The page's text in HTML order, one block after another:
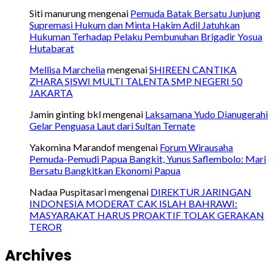
Siti manurungmengenai Pemuda Batak Bersatu Junjung
Supremasi Hukum dan Minta Hakim Adil Jatuhkan
Hukuman Terhadap Pelaku Pembunuhan Brigadir Yosua
Hutabarat
Mellisa MarcheliamengenaiSHIREEN CANTIKA
ZHARA SISWI MULTI TALENTA SMP NEGERI 50
JAKARTA
Jamin ginting bklmengenai Laksamana Yudo Dianugerahi
Gelar Penguasa Laut dari Sultan Ternate
Yakomina Marandofmengenai Forum Wirausaha
Pemuda-Pemudi Papua Bangkit, Yunus Saflembolo: Mari
Bersatu Bangkitkan Ekonomi Papua
Nadaa Puspitasarimengenai DIREKTUR JARINGAN
INDONESIA MODERAT CAK ISLAH BAHRAWI:
MASYARAKAT HARUS PROAKTIF TOLAK GERAKAN
TEROR
Archives